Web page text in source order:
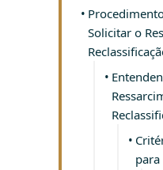
Solicitar o
para